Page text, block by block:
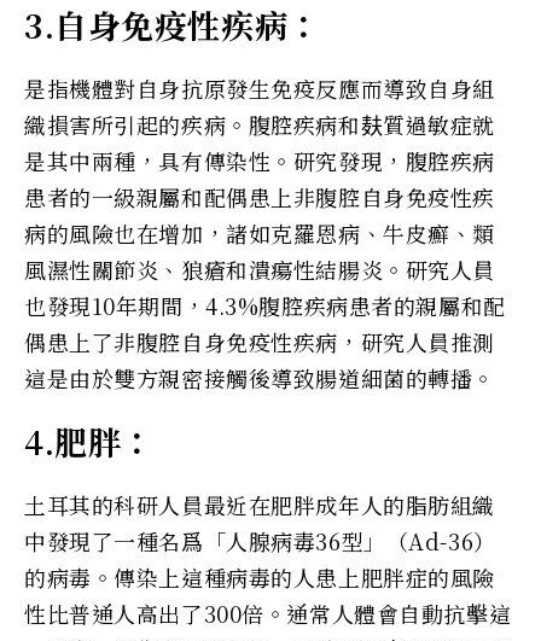
3.自身免疫性疾病：
是指機體對自身抗原發生免疫反應而導致自身組
織損害所引起的疾病。腹腔疾病和麸質過敏症就
是其中兩種，具有傳染性。研究發現，腹腔疾病
患者的一級親屬和配偶患上非腹腔自身免疫性疾
病的風險也在增加，諸如克羅恩病、牛皮癬、類
風濕性關節炎、狼瘡和潰瘍性結腸炎。研究人員
也發現10年期間，4.3%腹腔疾病患者的親屬和配
偶患上了非腹腔自身免疫性疾病，研究人員推測
這是由於雙方親密接觸後導致腸道細菌的轉播。
4.肥胖：
土耳其的科研人員最近在肥胖成年人的脂肪組織
中發現了一種名爲「人腺病毒36型」（Ad-36）
的病毒。傳染上這種病毒的人患上肥胖症的風險
性比普通人高出了300倍。通常人體會自動抗擊這